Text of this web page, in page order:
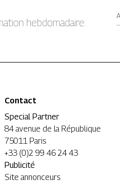
hebdomadaire.
Contact
Special Partner
84 avenue de la République
75011 Paris
+33 (0)2 99 46 24 43
Publicité
Site annonceurs